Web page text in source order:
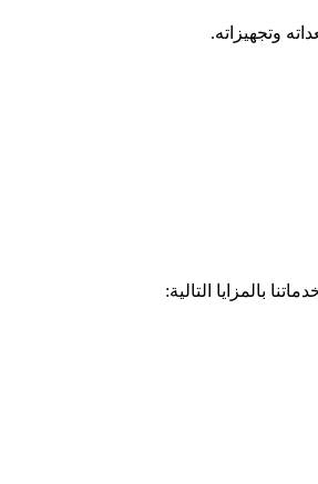
وتجهيزاته.
بالمزايا التالية: